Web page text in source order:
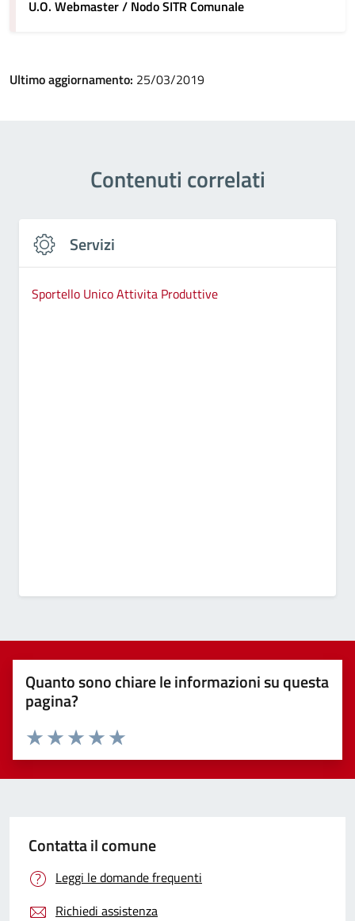
U.O. Webmaster / Nodo SITR Comunale
Ultimo aggiornamento: 25/03/2019
Contenuti correlati
Servizi
Sportello Unico Attivita Produttive
Quanto sono chiare le informazioni su questa
pagina?
Valuta 5 stelle su 5
Valuta 4 stelle su 5
Valuta 3 stelle su 5
Valuta 2 stelle su 5
Valuta 1 stelle su 5
Contatta il comune
Leggi le domande frequenti
Richiedi assistenza